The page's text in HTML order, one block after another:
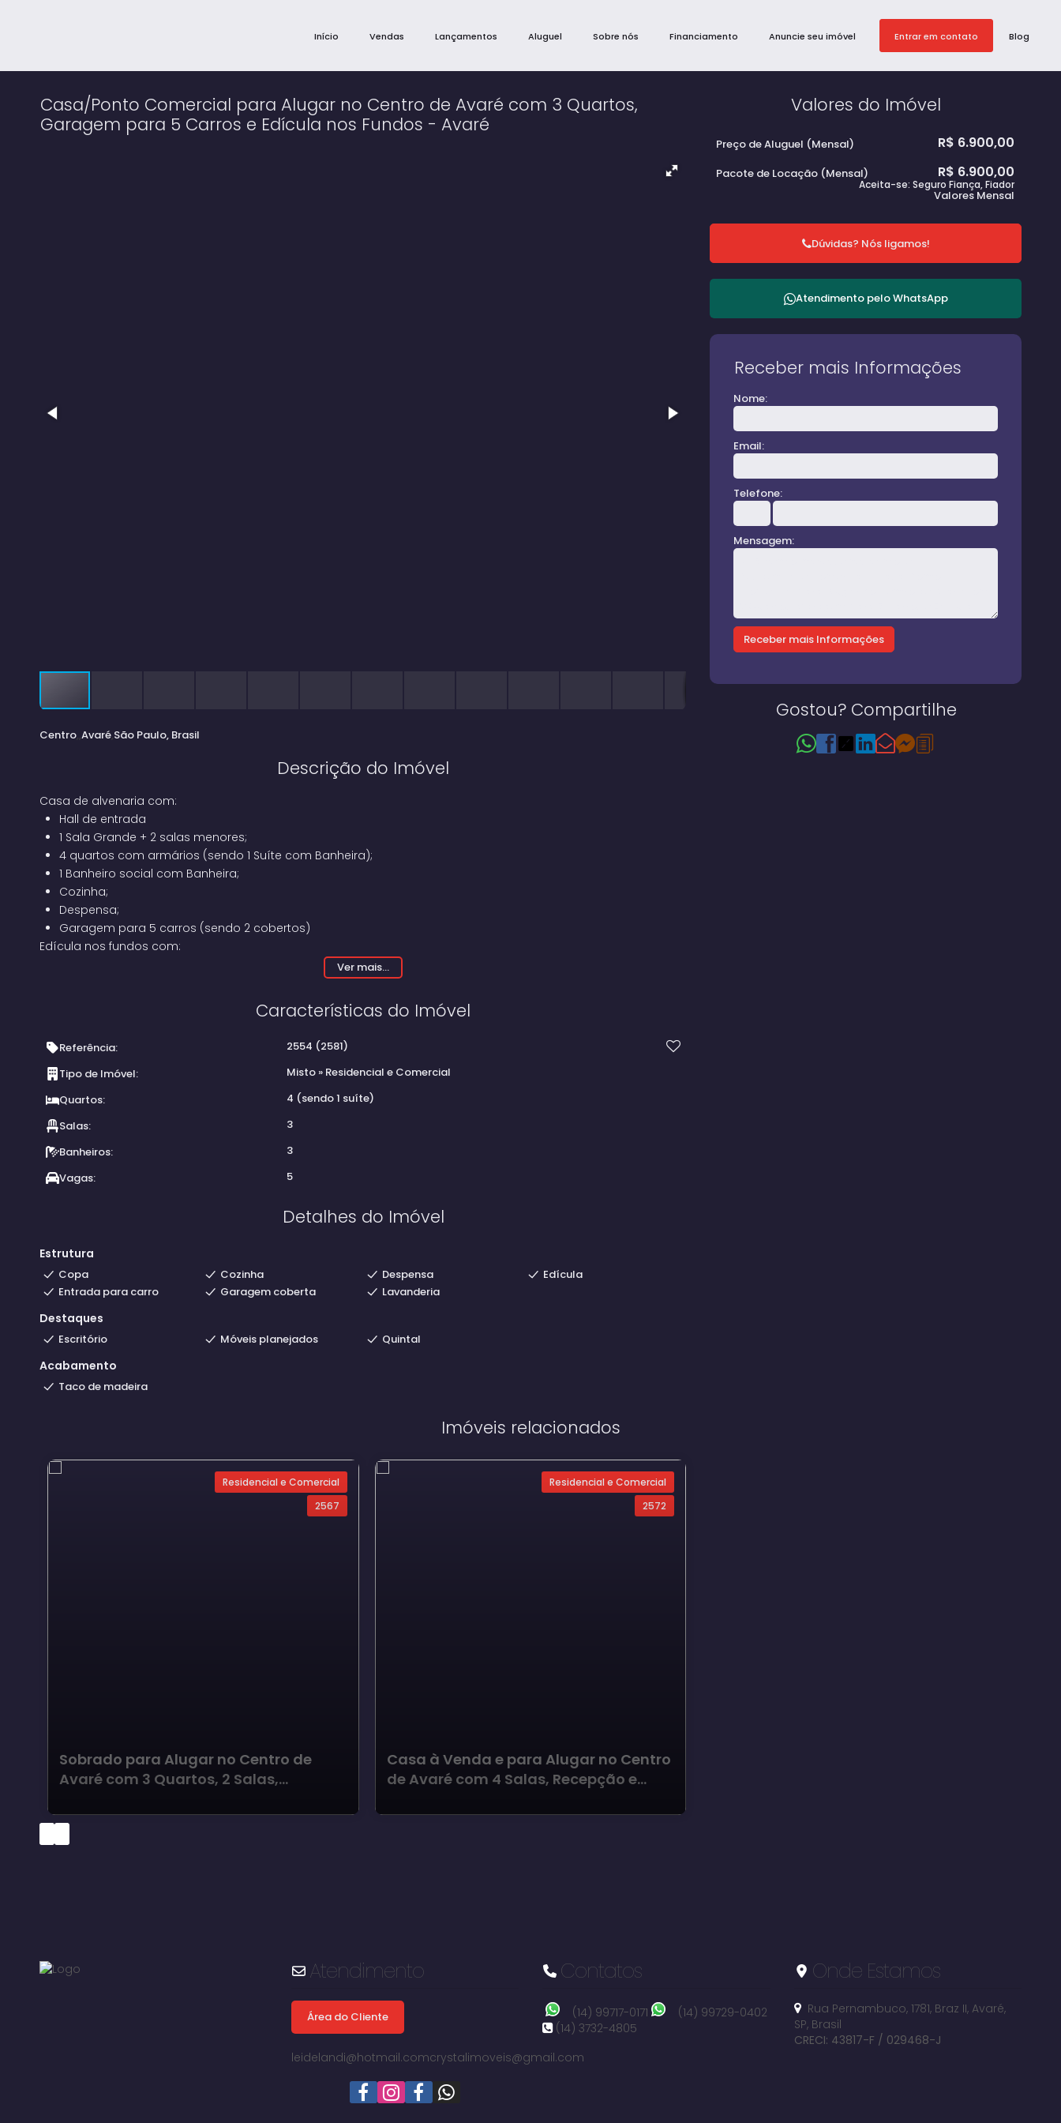
Blog
Entrar em contato
Anuncie seu imóvel
Financiamento
Sobre nós
Aluguel
Lançamentos
Vendas
Início
Casa/Ponto Comercial para Alugar no Centro de Avaré com 3 Quartos,
Garagem para 5 Carros e Edícula nos Fundos - Avaré
Centro Avaré São Paulo, Brasil
Descrição do Imóvel
Casa de alvenaria com:
Hall de entrada
1 Sala Grande + 2 salas menores;
4 quartos com armários (sendo 1 Suíte com Banheira);
1 Banheiro social com Banheira;
Cozinha;
Despensa;
Garagem para 5 carros (sendo 2 cobertos)
Edícula nos fundos com:
Quintal com Pé de Limão;
Lavanderia.
Ver mais...
Características do Imóvel
Referência: 2554 (2581)
Tipo de Imóvel:
Misto » Residencial e Comercial
Quartos:
4 (sendo 1 suíte)
Salas:
3
Banheiros:
3
Vagas:
5
Detalhes do Imóvel
Estrutura
Copa Cozinha Despensa
Edícula
Entrada para carro
Garagem coberta Lavanderia
Destaques
Escritório Móveis planejados Quintal
Acabamento
Taco de madeira
Valores do Imóvel
R$ 6.900,00
Preço de Aluguel (Mensal)
Valores Mensal
Aceita-se: Seguro Fiança, Fiador
R$ 6.900,00
Pacote de Locação (Mensal)
Dúvidas? Nós ligamos!
Atendimento peloWhatsApp
Receber mais Informações
Nome:
Email:
Telefone:
Mensagem:
Gostou? Compartilhe
Imóveis relacionados
Residencial e Comercial
2567
Sobrado para Alugar no Centro de
Avaré com 3 Quartos, 2 Salas,
Edícula nos Fundos
Residencial e Comercial
2572
Casa à Venda e para Alugar no Centro
de Avaré com 4 Salas, Recepção e
Braz II, Avaré, São Paulo, Brasil
Atendimento
Área do Cliente
leidelandi@hotmail.comcrystalimoveis@gmail.com
Contatos
(14) 99717-0171
(14) 99729-0402
(14) 3732-4805
Onde Estamos
Rua Pernambuco, 1781, Braz II, Avaré,
SP, Brasil
CRECI: 43817-F / 029468-J